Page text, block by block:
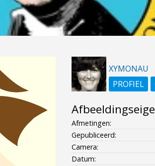
XYMONAU
PROFIEL
Afmetingen:
Gepubliceerd:
Camera:
Datum: